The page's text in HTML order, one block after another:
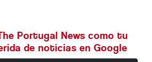
Portugal News como tu
de noticias en Google